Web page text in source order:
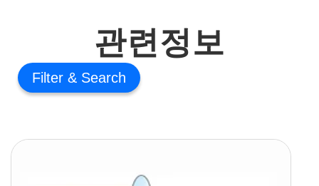
관련정보
Filter